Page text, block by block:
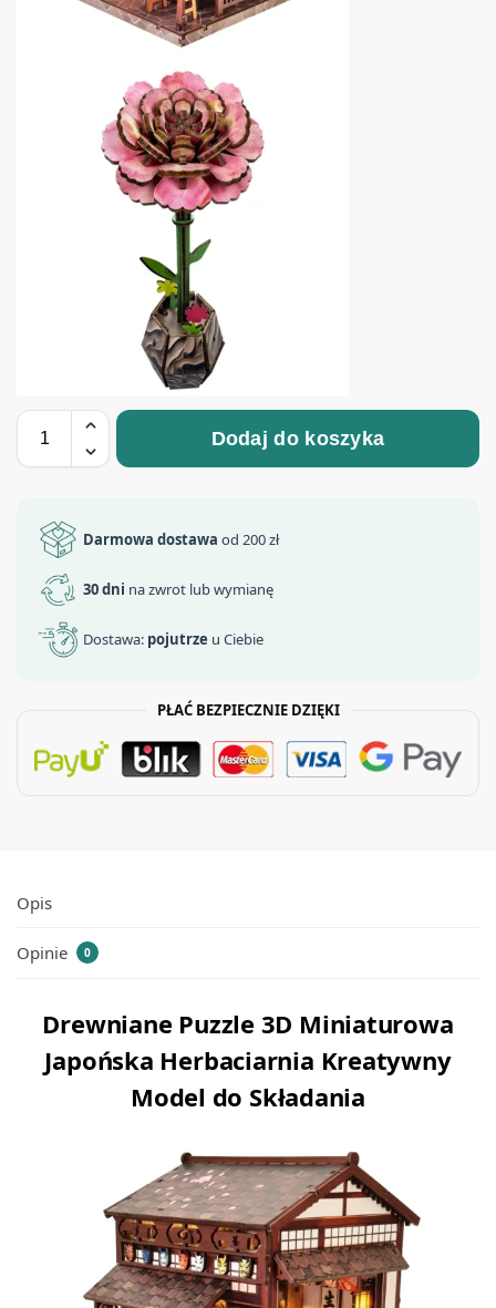
Dodaj do koszyka
Darmowa dostawa od 200 zł
30 dni na zwrot lub wymianę
Dostawa: pojutrze u Ciebie
PŁAĆ BEZPIECZNIE DZIĘKI
Opis
Opinie 0
Drewniane Puzzle 3D Miniaturowa
Japońska Herbaciarnia Kreatywny
Model do Składania